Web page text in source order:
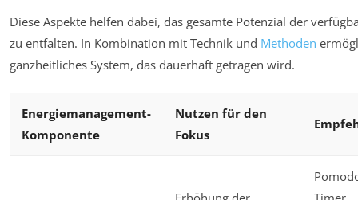
Diese Aspekte helfen dabei, das gesamte Potenzial der
zu entfalten. In Kombination mit Technik und Methoden
ganzheitliches System, das dauerhaft getragen wird.
Energiemanagement-
Komponente
Nutzen für den
Fokus